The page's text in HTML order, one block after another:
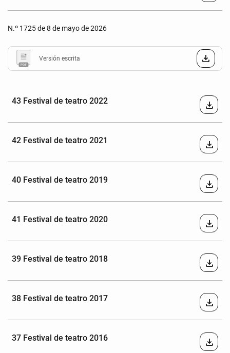
N.º 1725 de 8 de mayo de 2026
Versión escrita
43 Festival de teatro 2022 download
42 Festival de teatro 2021 download
40 Festival de teatro 2019 download
41 Festival de teatro 2020 download
39 Festival de teatro 2018 download
38 Festival de teatro 2017 download
37 Festival de teatro 2016 download